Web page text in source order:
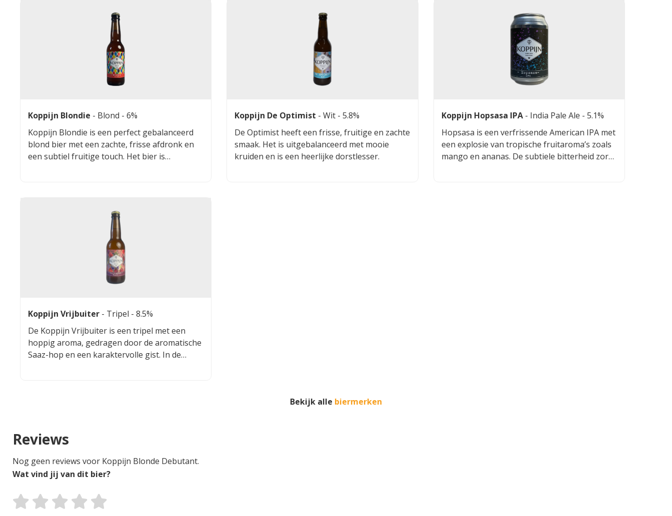
Koppijn Blondie - Blond - 6%
Koppijn Blondie is een perfect gebalanceerd
blond bier met een zachte, frisse afdronk en
een subtiel fruitige touch. Het bier is
doordrinkbaar en heerlijk aromatisch
speciaalbier dat zowel toegankelijk als
Koppijn De Optimist -Wit - 5.8%
De Optimist heeft een frisse, fruitige en zachte
smaak. Het is uitgebalanceerd met mooie
kruiden en is een heerlijke dorstlesser.
Koppijn Hopsasa IPA - India Pale Ale - 5.1%
Hopsasa is een verfrissende American IPA met
een explosie van tropische fruitaroma’s zoals
mango en ananas. De subtiele bitterheid zorgt
Koppijn Vrijbuiter - Tripel - 8.5%
De Koppijn Vrijbuiter is een tripel met een
hoppig aroma, gedragen door de aromatische
Saaz-hop en een karaktervolle gist. In de
hop en mout dat het bier zijn karakter geeft.
Bekijk alle biermerken
Reviews
Nog geen reviews voor Koppijn Blonde Debutant.
Wat vind jij van dit bier?